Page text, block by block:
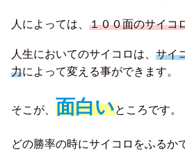
人によっては、 １００面のサイコ
人生においてのサイコロは、 サイ
力によって変える事ができます。
そこが、 面白いところです。
どの勝率の時にサイコロをふるか